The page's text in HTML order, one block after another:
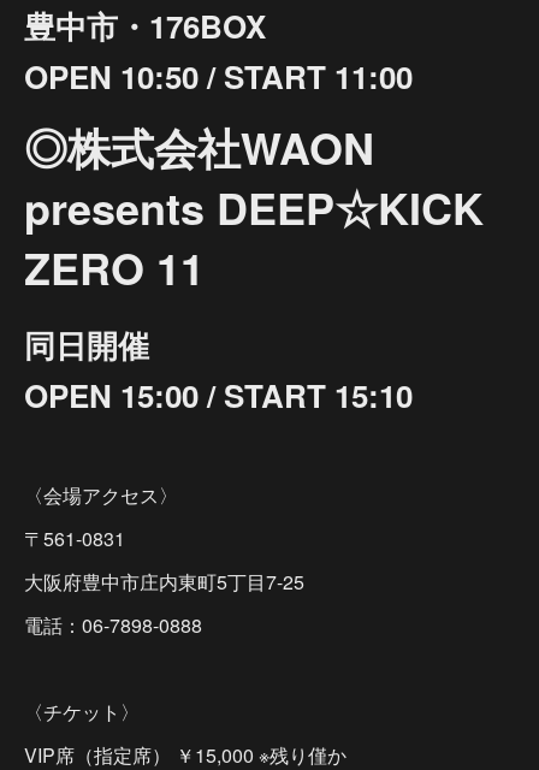
豊中市・176BOX
OPEN 10:50 / START 11:00
◎株式会社WAON
presents DEEP☆KICK
ZERO 11
同日開催
OPEN 15:00 / START 15:10
〈会場アクセス〉
〒561-0831
大阪府豊中市庄内東町5丁目7-25
電話：06-7898-0888
〈チケット〉
VIP席（指定席） ￥15,000 ※残り僅か